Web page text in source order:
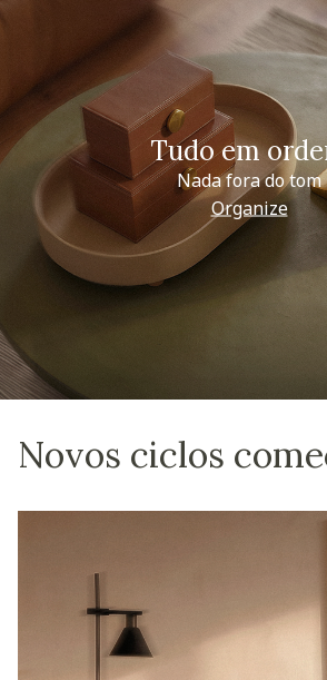
Tudo em
Nada fora do tom
Organize
Novos ciclos